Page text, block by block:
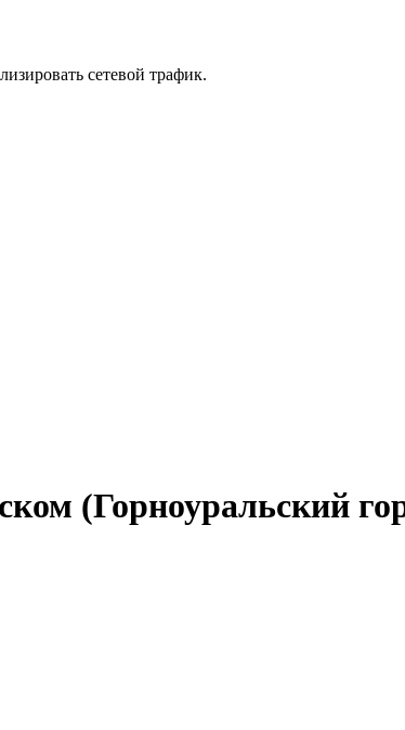
сетевой трафик.
(Горноуральский